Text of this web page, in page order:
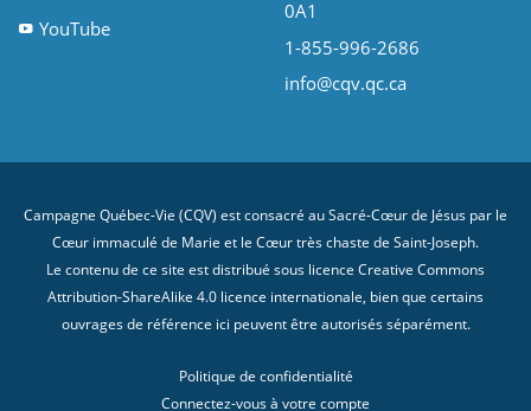
YouTube
0A1
1-855-996-2686
info@cqv.qc.ca
Campagne Québec-Vie (CQV) est consacré au Sacré-Cœur de Jésus par le
Cœur immaculé de Marie et le Cœur très chaste de Saint-Joseph.
Le contenu de ce site est distribué sous licence Creative Commons
Attribution-ShareAlike 4.0 licence internationale, bien que certains
ouvrages de référence ici peuvent être autorisés séparément.
Politique de confidentialité
Connectez-vous à votre compte